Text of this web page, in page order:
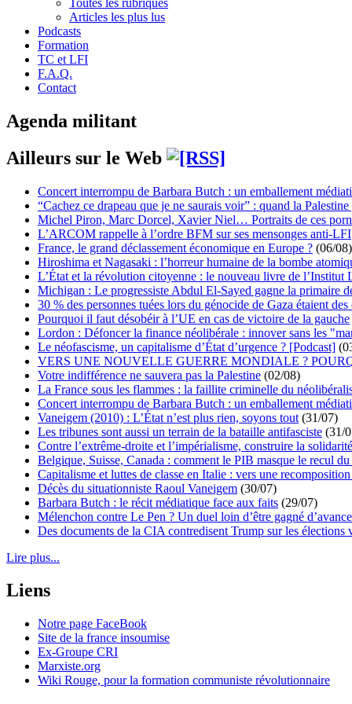
Articles les plus lus
Podcasts
Formation
TC et LFI
F.A.Q.
Contact
Agenda militant
Ailleurs sur le Web
Concert interrompu de Barbara Butch : un emballement
“Cachez ce drapeau que je ne saurais voir” : quand la
Michel Piron, Marc Dorcel, Xavier Niel… Portraits de ces
L’ARCOM rappelle à l’ordre BFM sur ses mensonges anti-LFI
France, le grand déclassement économique en Europe ? (06/08)
Hiroshima et Nagasaki : l’horreur humaine de la bombe
L’État et la révolution citoyenne : le nouveau livre de l’Institut
Michigan : Le progressiste Abdul El-Sayed gagne la primaire
30 % des personnes tuées lors du génocide de Gaza étaient
Pourquoi il faut désobéir à l’UE en cas de victoire de la gauche
Lordon : Défoncer la finance néolibérale : innover sans les
Le néofascisme, un capitalisme d’État d’urgence ? [Podcast]
VERS UNE NOUVELLE GUERRE MONDIALE ?
Votre indifférence ne sauvera pas la Palestine (02/08)
La France sous les flammes : la faillite criminelle du
Concert interrompu de Barbara Butch : un emballement
Vaneigem (2010) : L’État n’est plus rien, soyons tout (31/07)
Les tribunes sont aussi un terrain de la bataille antifasciste (31/
Contre l’extrême-droite et l’impérialisme, construire la
Belgique, Suisse, Canada : comment le PIB masque le recul
Capitalisme et luttes de classe en Italie : vers une
Décès du situationniste Raoul Vaneigem (30/07)
Barbara Butch : le récit médiatique face aux faits (29/07)
Mélenchon contre Le Pen ? Un duel loin d’être gagné
Des documents de la CIA contredisent Trump sur les élections
Lire plus...
Liens
Notre page FaceBook
Site de la france insoumise
Ex-Groupe CRI
Marxiste.org
Wiki Rouge, pour la formation communiste révolutionnaire